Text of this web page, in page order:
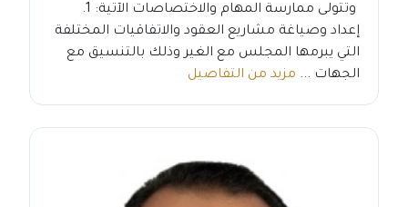
وتتولى ممارسة المهام والاختصاصات الآتية: 1.
إعداد وصياغة مشاريع العقود والاتفاقيات المختلفة
التي يبرمها المجلس مع الغير وذلك بالتنسيق مع
الجهات ... مزيد من التفاصيل